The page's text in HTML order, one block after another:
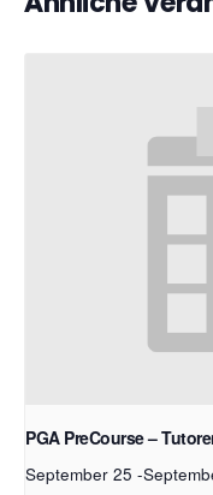
PGA PreCourse –
September 25 -